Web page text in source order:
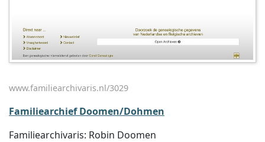
www.familiearchivaris.nl/3029
Familiearchief Doomen/Dohmen
Familiearchivaris: Robin Doomen